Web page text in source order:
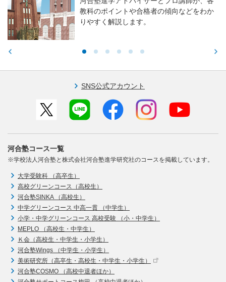
教科のポイントや合格者の傾向などをわか
りやすく解説します。
SNS公式アカウント
河合塾コース一覧
※学校法人河合塾と株式会社河合塾進学研究社のコースを掲載しています。
大学受験科 （高卒生）
高校グリーンコース（高校生）
河合塾SINKA （高校生）
中学グリーンコース 中高一貫 （中学生）
小学・中学グリーンコース 高校受験 （小・中学生）
MEPLO （高校生・中学生）
Ｋ会（高校生・中学生・小学生）
河合塾Wings （中学生・小学生）
美術研究所（高卒生・高校生・中学生・小学生）
河合塾COSMO （高校中退者ほか）